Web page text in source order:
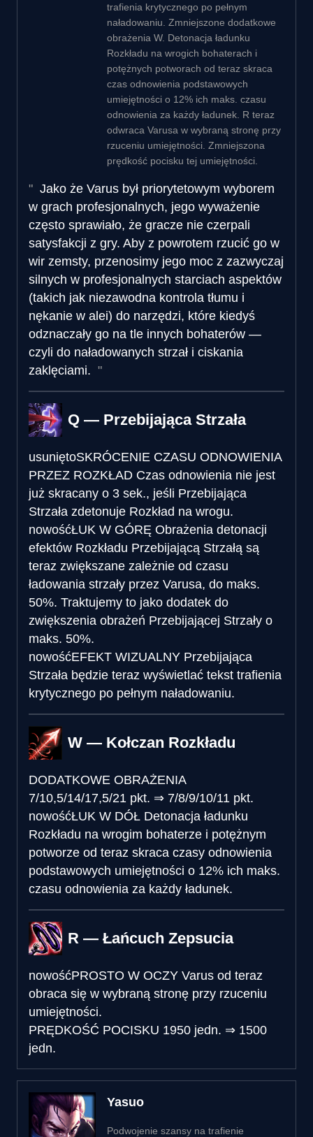
trafienia krytycznego po pełnym
naładowaniu. Zmniejszone dodatkowe
obrażenia W. Detonacja ładunku
Rozkładu na wrogich bohaterach i
potężnych potworach od teraz skraca
czas odnowienia podstawowych
umiejętności o 12% ich maks. czasu
odnowienia za każdy ładunek. R teraz
odwraca Varusa w wybraną stronę przy
rzuceniu umiejętności. Zmniejszona
prędkość pocisku tej umiejętności.
Jako że Varus był priorytetowym wyborem
w grach profesjonalnych, jego wyważenie
często sprawiało, że gracze nie czerpali
satysfakcji z gry. Aby z powrotem rzucić go w
wir zemsty, przenosimy jego moc z zazwyczaj
silnych w profesjonalnych starciach aspektów
(takich jak niezawodna kontrola tłumu i
nękanie w alei) do narzędzi, które kiedyś
odznaczały go na tle innych bohaterów —
czyli do naładowanych strzał i ciskania
zaklęciami.
Q — Przebijająca Strzała
usuniętoSKRÓCENIE CZASU ODNOWIENIA
PRZEZ ROZKŁAD Czas odnowienia nie jest
już skracany o 3 sek., jeśli Przebijająca
Strzała zdetonuje Rozkład na wrogu.
nowośćŁUK W GÓRĘ Obrażenia detonacji
efektów Rozkładu Przebijającą Strzałą są
teraz zwiększane zależnie od czasu
ładowania strzały przez Varusa, do maks.
50%. Traktujemy to jako dodatek do
zwiększenia obrażeń Przebijającej Strzały o
maks. 50%.
nowośćEFEKT WIZUALNY Przebijająca
Strzała będzie teraz wyświetlać tekst trafienia
krytycznego po pełnym naładowaniu.
W — Kołczan Rozkładu
DODATKOWE OBRAŻENIA
7/10,5/14/17,5/21 pkt. ⇒ 7/8/9/10/11 pkt.
nowośćŁUK W DÓŁ Detonacja ładunku
Rozkładu na wrogim bohaterze i potężnym
potworze od teraz skraca czasy odnowienia
podstawowych umiejętności o 12% ich maks.
czasu odnowienia za każdy ładunek.
R — Łańcuch Zepsucia
nowośćPROSTO W OCZY Varus od teraz
obraca się w wybraną stronę przy rzuceniu
umiejętności.
PRĘDKOŚĆ POCISKU 1950 jedn. ⇒ 1500
jedn.
Yasuo
Podwojenie szansy na trafienie